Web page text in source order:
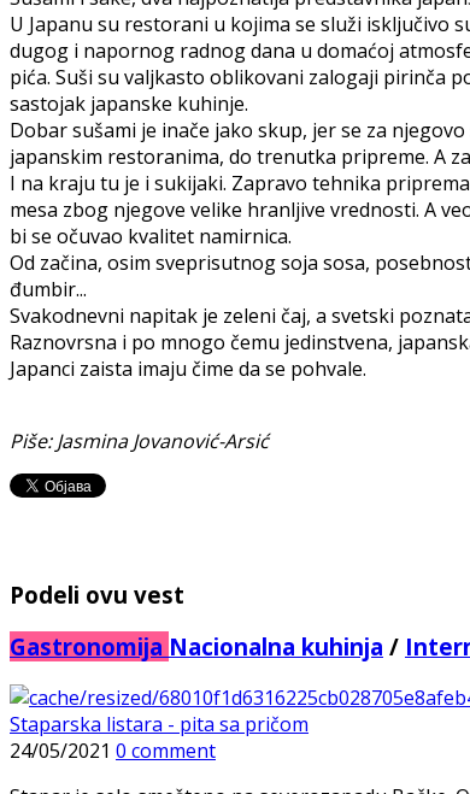
U Japanu su restorani u kojima se služi isključivo
dugog i napornog radnog dana u domaćoj
pića. Suši su valjkasto oblikovani zalogaji pirinča
sastojak japanske kuhinje.
Dobar sušami je inače jako skup, jer se za
japanskim restoranima, do trenutka pripreme. A
I na kraju tu je i sukijaki. Zapravo tehnika
mesa zbog njegove velike hranljive vrednosti. A
bi se očuvao kvalitet namirnica.
Od začina, osim sveprisutnog soja sosa,
đumbir...
Svakodnevni napitak je zeleni čaj, a svetski
Raznovrsna i po mnogo čemu jedinstvena,
Japanci zaista imaju čime da se pohvale.
Piše: Jasmina Jovanović-Arsić
Podeli ovu vest
Gastronomija Nacionalna kuhinja /
Staparska listara - pita sa pričom
24/05/2021 0 comment